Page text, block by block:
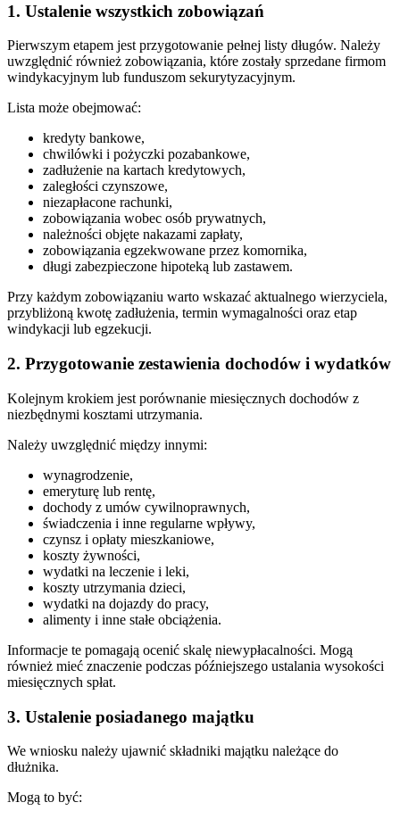
1. Ustalenie wszystkich zobowiązań
Pierwszym etapem jest przygotowanie pełnej listy długów. Należy
uwzględnić również zobowiązania, które zostały sprzedane firmom
windykacyjnym lub funduszom sekurytyzacyjnym.
Lista może obejmować:
kredyty bankowe,
chwilówki i pożyczki pozabankowe,
zadłużenie na kartach kredytowych,
zaległości czynszowe,
niezapłacone rachunki,
zobowiązania wobec osób prywatnych,
należności objęte nakazami zapłaty,
zobowiązania egzekwowane przez komornika,
długi zabezpieczone hipoteką lub zastawem.
Przy każdym zobowiązaniu warto wskazać aktualnego wierzyciela,
przybliżoną kwotę zadłużenia, termin wymagalności oraz etap
windykacji lub egzekucji.
2. Przygotowanie zestawienia dochodów i wydatków
Kolejnym krokiem jest porównanie miesięcznych dochodów z
niezbędnymi kosztami utrzymania.
Należy uwzględnić między innymi:
wynagrodzenie,
emeryturę lub rentę,
dochody z umów cywilnoprawnych,
świadczenia i inne regularne wpływy,
czynsz i opłaty mieszkaniowe,
koszty żywności,
wydatki na leczenie i leki,
koszty utrzymania dzieci,
wydatki na dojazdy do pracy,
alimenty i inne stałe obciążenia.
Informacje te pomagają ocenić skalę niewypłacalności. Mogą
również mieć znaczenie podczas późniejszego ustalania wysokości
miesięcznych spłat.
3. Ustalenie posiadanego majątku
We wniosku należy ujawnić składniki majątku należące do
dłużnika.
Mogą to być: